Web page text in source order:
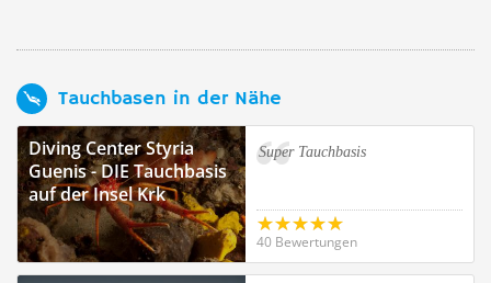
Tauchbasen in der Nähe
Diving Center Styria
Guenis - DIE Tauchbasis
auf der Insel Krk
Super Tauchbasis
40 Bewertungen